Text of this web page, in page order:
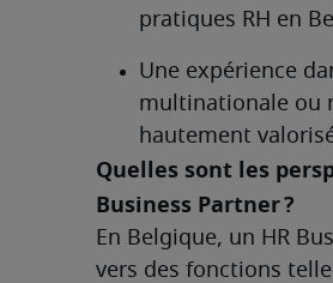
pratiques RH en
Une expérience
multinationale ou
hautement
Quelles sont les
En Belgique, un HR
vers des fonctions